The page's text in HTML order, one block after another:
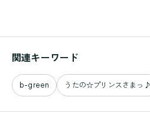
関連キーワード
b-green うたの☆プリンスさまっ♪